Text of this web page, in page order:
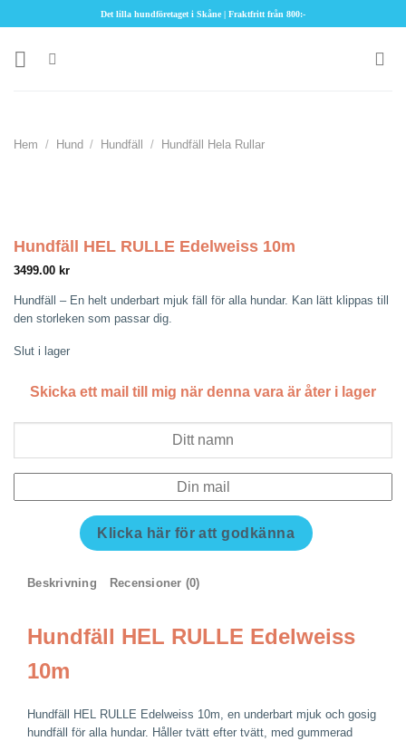
content
Det lilla hundföretaget i Skåne | Fraktfritt från 800:-
Hem / Hund / Hundfäll / Hundfäll Hela Rullar
Hundfäll HEL RULLE Edelweiss 10m
3499.00 kr
Hundfäll – En helt underbart mjuk fäll för alla hundar. Kan lätt klippas till
den storleken som passar dig.
Slut i lager
Skicka ett mail till mig när denna vara är åter i lager
Klicka här för att godkänna
Beskrivning Recensioner (0)
Hundfäll HEL RULLE Edelweiss
10m
Hundfäll HEL RULLE Edelweiss 10m, en underbart mjuk och gosig
hundfäll för alla hundar. Håller tvätt efter tvätt, med gummerad